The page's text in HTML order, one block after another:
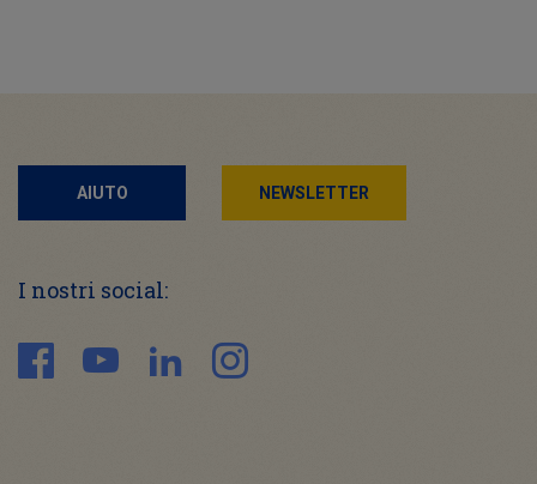
AIUTO NEWSLETTER
I nostri social: